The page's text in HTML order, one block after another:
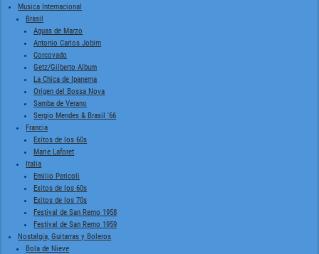
Musica Internacional
Brasil
Aguas de Marzo
Antonio Carlos Jobim
Corcovado
Getz/Gilberto Album
La Chica de Ipanema
Origen del Bossa Nova
Samba de Verano
Sergio Mendes & Brasil '66
Francia
Exitos de los 60s
Marie Laforet
Italia
Emilio Pericoli
Exitos de los 60s
Exitos de los 70s
Festival de San Remo 1958
Festival de San Remo 1959
Nostalgia, Guitarras y Boleros
Bola de Nieve